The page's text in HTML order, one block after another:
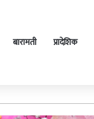
बारामती प्रादेशिक